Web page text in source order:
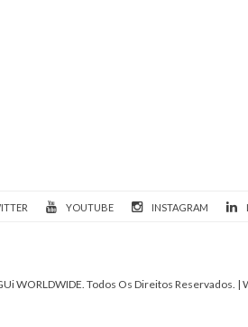
YOUTUBE INSTAGRAM
WORLDWIDE. Todos Os Direitos Reservados. |